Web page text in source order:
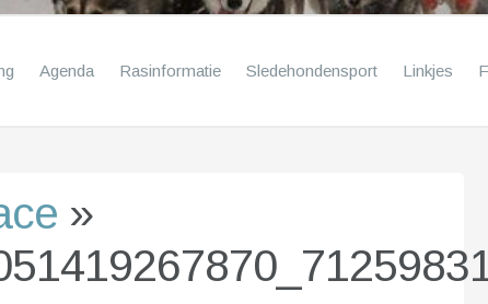
Agenda Rasinformatie Sledehondensport Linkjes
»